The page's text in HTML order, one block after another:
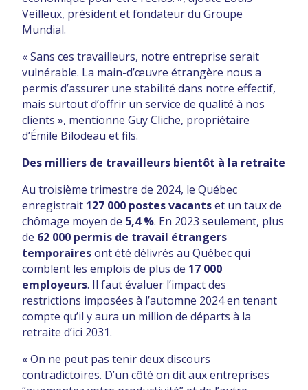
Veilleux, président et fondateur du Groupe
Mundial.
« Sans ces travailleurs, notre entreprise serait
vulnérable. La main-d’œuvre étrangère nous a
permis d’assurer une stabilité dans notre effectif,
mais surtout d’offrir un service de qualité à nos
clients », mentionne Guy Cliche, propriétaire
d’Émile Bilodeau et fils.
Des milliers de travailleurs bientôt à la retraite
Au troisième trimestre de 2024, le Québec
enregistrait 127 000 postes vacantset un taux de
chômage moyen de 5,4 %. En 2023 seulement, plus
de 62 000 permis de travail étrangers
temporairesont été délivrés au Québec qui
comblent les emplois de plus de 17 000
employeurs. Il faut évaluer l’impact des
restrictions imposées à l’automne 2024 en tenant
compte qu’il y aura un million de départs à la
retraite d’ici 2031.
« On ne peut pas tenir deux discours
contradictoires. D’un côté on dit aux entreprises